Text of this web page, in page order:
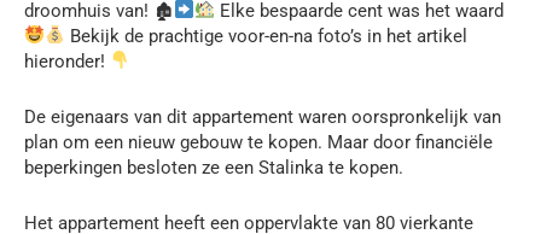
droomhuis van! 🏚
Elke bespaarde cent was het waard
Bekijk de prachtige voor-en-na foto’s in het artikel
hieronder!
De eigenaars van dit appartement waren oorspronkelijk van
plan om een nieuw gebouw te kopen. Maar door financiële
beperkingen besloten ze een Stalinka te kopen.
Het appartement heeft een oppervlakte van 80 vierkante